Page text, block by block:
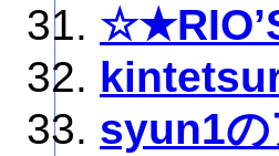
syun1の